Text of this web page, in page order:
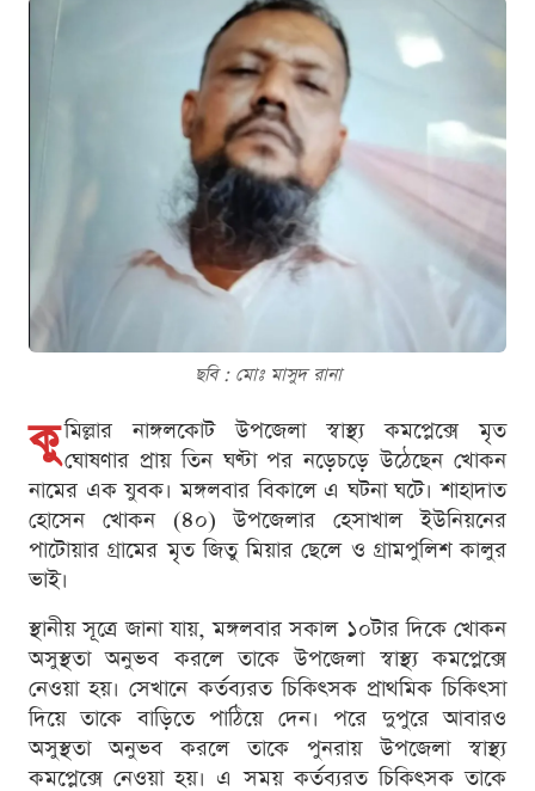
ছবি : মোঃ মাসুদ রানা
কু মিল্লার নাঙ্গলকোট উপজেলা স্বাস্থ্য কমপ্লেক্সে মৃত
ঘোষণার প্রায় তিন ঘণ্টা পর নড়েচড়ে উঠেছেন খোকন
নামের এক যুবক। মঙ্গলবার বিকালে এ ঘটনা ঘটে। শাহাদাত
হোসেন খোকন (৪০) উপজেলার হেসাখাল ইউনিয়নের
পাটোয়ার গ্রামের মৃত জিতু মিয়ার ছেলে ও গ্রামপুলিশ কালুর
ভাই।
স্থানীয় সূত্রে জানা যায়, মঙ্গলবার সকাল ১০টার দিকে খোকন
অসুস্থতা অনুভব করলে তাকে উপজেলা স্বাস্থ্য কমপ্লেক্সে
নেওয়া হয়। সেখানে কর্তব্যরত চিকিৎসক প্রাথমিক চিকিৎসা
দিয়ে তাকে বাড়িতে পাঠিয়ে দেন। পরে দুপুরে আবারও
অসুস্থতা অনুভব করলে তাকে পুনরায় উপজেলা স্বাস্থ্য
কমপ্লেক্সে নেওয়া হয়। এ সময় কর্তব্যরত চিকিৎসক তাকে